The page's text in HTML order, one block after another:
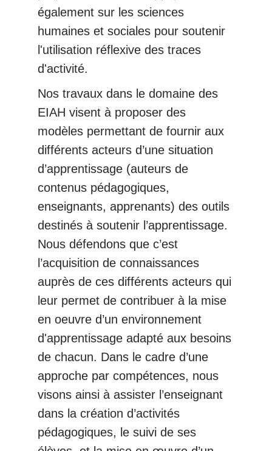
également sur les sciences
humaines et sociales pour soutenir
l'utilisation réflexive des traces
d'activité.
Nos travaux dans le domaine des
EIAH visent à proposer des
modèles permettant de fournir aux
différents acteurs d’une situation
d’apprentissage (auteurs de
contenus pédagogiques,
enseignants, apprenants) des outils
destinés à soutenir l’apprentissage.
Nous défendons que c’est
l’acquisition de connaissances
auprès de ces différents acteurs qui
leur permet de contribuer à la mise
en oeuvre d’un environnement
d'apprentissage adapté aux besoins
de chacun. Dans le cadre d’une
approche par compétences, nous
visons ainsi à assister l’enseignant
dans la création d’activités
pédagogiques, le suivi de ses